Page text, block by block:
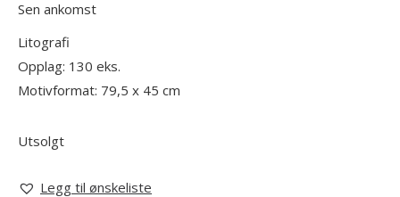
Sen ankomst
Litografi
Opplag: 130 eks.
Motivformat: 79,5 x 45 cm
Utsolgt
Legg til ønskeliste